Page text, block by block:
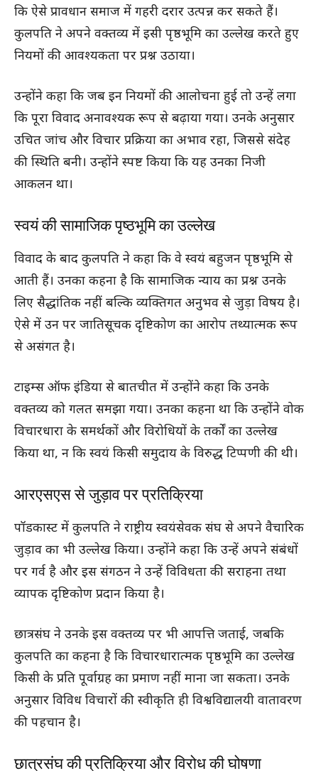
कि ऐसे प्रावधान समाज में गहरी दरार उत्पन्न कर सकते हैं।
कुलपति ने अपने वक्तव्य में इसी पृष्ठभूमि का उल्लेख करते हुए
नियमों की आवश्यकता पर प्रश्न उठाया।
उन्होंने कहा कि जब इन नियमों की आलोचना हुई तो उन्हें लगा
कि पूरा विवाद अनावश्यक रूप से बढ़ाया गया। उनके अनुसार
उचित जांच और विचार प्रक्रिया का अभाव रहा, जिससे संदेह
की स्थिति बनी। उन्होंने स्पष्ट किया कि यह उनका निजी
आकलन था।
स्वयं की सामाजिक पृष्ठभूमि का उल्लेख
विवाद के बाद कुलपति ने कहा कि वे स्वयं बहुजन पृष्ठभूमि से
आती हैं। उनका कहना है कि सामाजिक न्याय का प्रश्न उनके
लिए सैद्धांतिक नहीं बल्कि व्यक्तिगत अनुभव से जुड़ा विषय है।
ऐसे में उन पर जातिसूचक दृष्टिकोण का आरोप तथ्यात्मक रूप
से असंगत है।
टाइम्स ऑफ इंडिया से बातचीत में उन्होंने कहा कि उनके
वक्तव्य को गलत समझा गया। उनका कहना था कि उन्होंने वोक
विचारधारा के समर्थकों और विरोधियों के तर्कों का उल्लेख
किया था, न कि स्वयं किसी समुदाय के विरुद्ध टिप्पणी की थी।
आरएसएस से जुड़ाव पर प्रतिक्रिया
पॉडकास्ट में कुलपति ने राष्ट्रीय स्वयंसेवक संघ से अपने वैचारिक
जुड़ाव का भी उल्लेख किया। उन्होंने कहा कि उन्हें अपने संबंधों
पर गर्व है और इस संगठन ने उन्हें विविधता की सराहना तथा
व्यापक दृष्टिकोण प्रदान किया है।
छात्रसंघ ने उनके इस वक्तव्य पर भी आपत्ति जताई, जबकि
कुलपति का कहना है कि विचारधारात्मक पृष्ठभूमि का उल्लेख
किसी के प्रति पूर्वाग्रह का प्रमाण नहीं माना जा सकता। उनके
अनुसार विविध विचारों की स्वीकृति ही विश्वविद्यालयी वातावरण
की पहचान है।
छात्रसंघ की प्रतिक्रिया और विरोध की घोषणा